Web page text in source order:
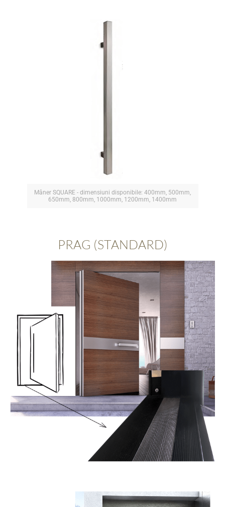
Mâner SQUARE - dimensiuni disponibile: 400mm, 500mm,
650mm, 800mm, 1000mm, 1200mm, 1400mm
PRAG (STANDARD)